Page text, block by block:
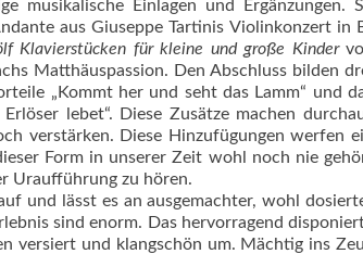
musikalische Einlagen und Ergänzungen.
aus Giuseppe Tartinis Violinkonzert in
Klavierstücken für kleine und große Kinder
Matthäuspassion. Den Abschluss bilden
„Kommt her und seht das Lamm“ und
lebet“. Diese Zusätze machen
verstärken. Diese Hinzufügungen werfen
Form in unserer Zeit wohl noch nie
Uraufführung zu hören.
und lässt es an ausgemachter, wohl
sind enorm. Das hervorragend
versiert und klangschön um. Mächtig ins